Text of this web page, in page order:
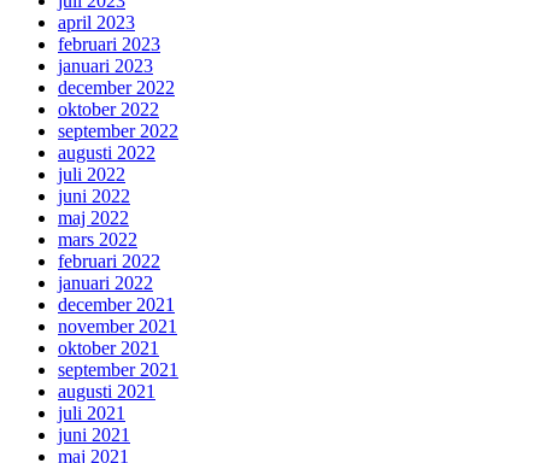
april 2023
februari 2023
januari 2023
december 2022
oktober 2022
september 2022
augusti 2022
juli 2022
juni 2022
maj 2022
mars 2022
februari 2022
januari 2022
december 2021
november 2021
oktober 2021
september 2021
augusti 2021
juli 2021
juni 2021
maj 2021